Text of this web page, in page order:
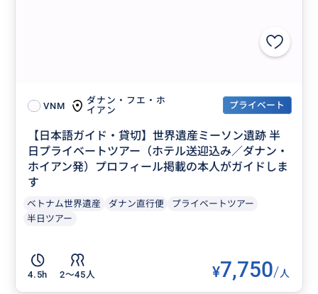
VNM
ダナン・フエ・ホ
イアン
プライベート
【日本語ガイド・貸切】世界遺産ミーソン遺跡 半
日プライベートツアー（ホテル送迎込み／ダナン・
ホイアン発）プロフィール掲載の本人がガイドしま
す
ベトナム世界遺産 ダナン直行便
プライベートツアー
半日ツアー
4.5h 2〜45人 ¥7,750/人